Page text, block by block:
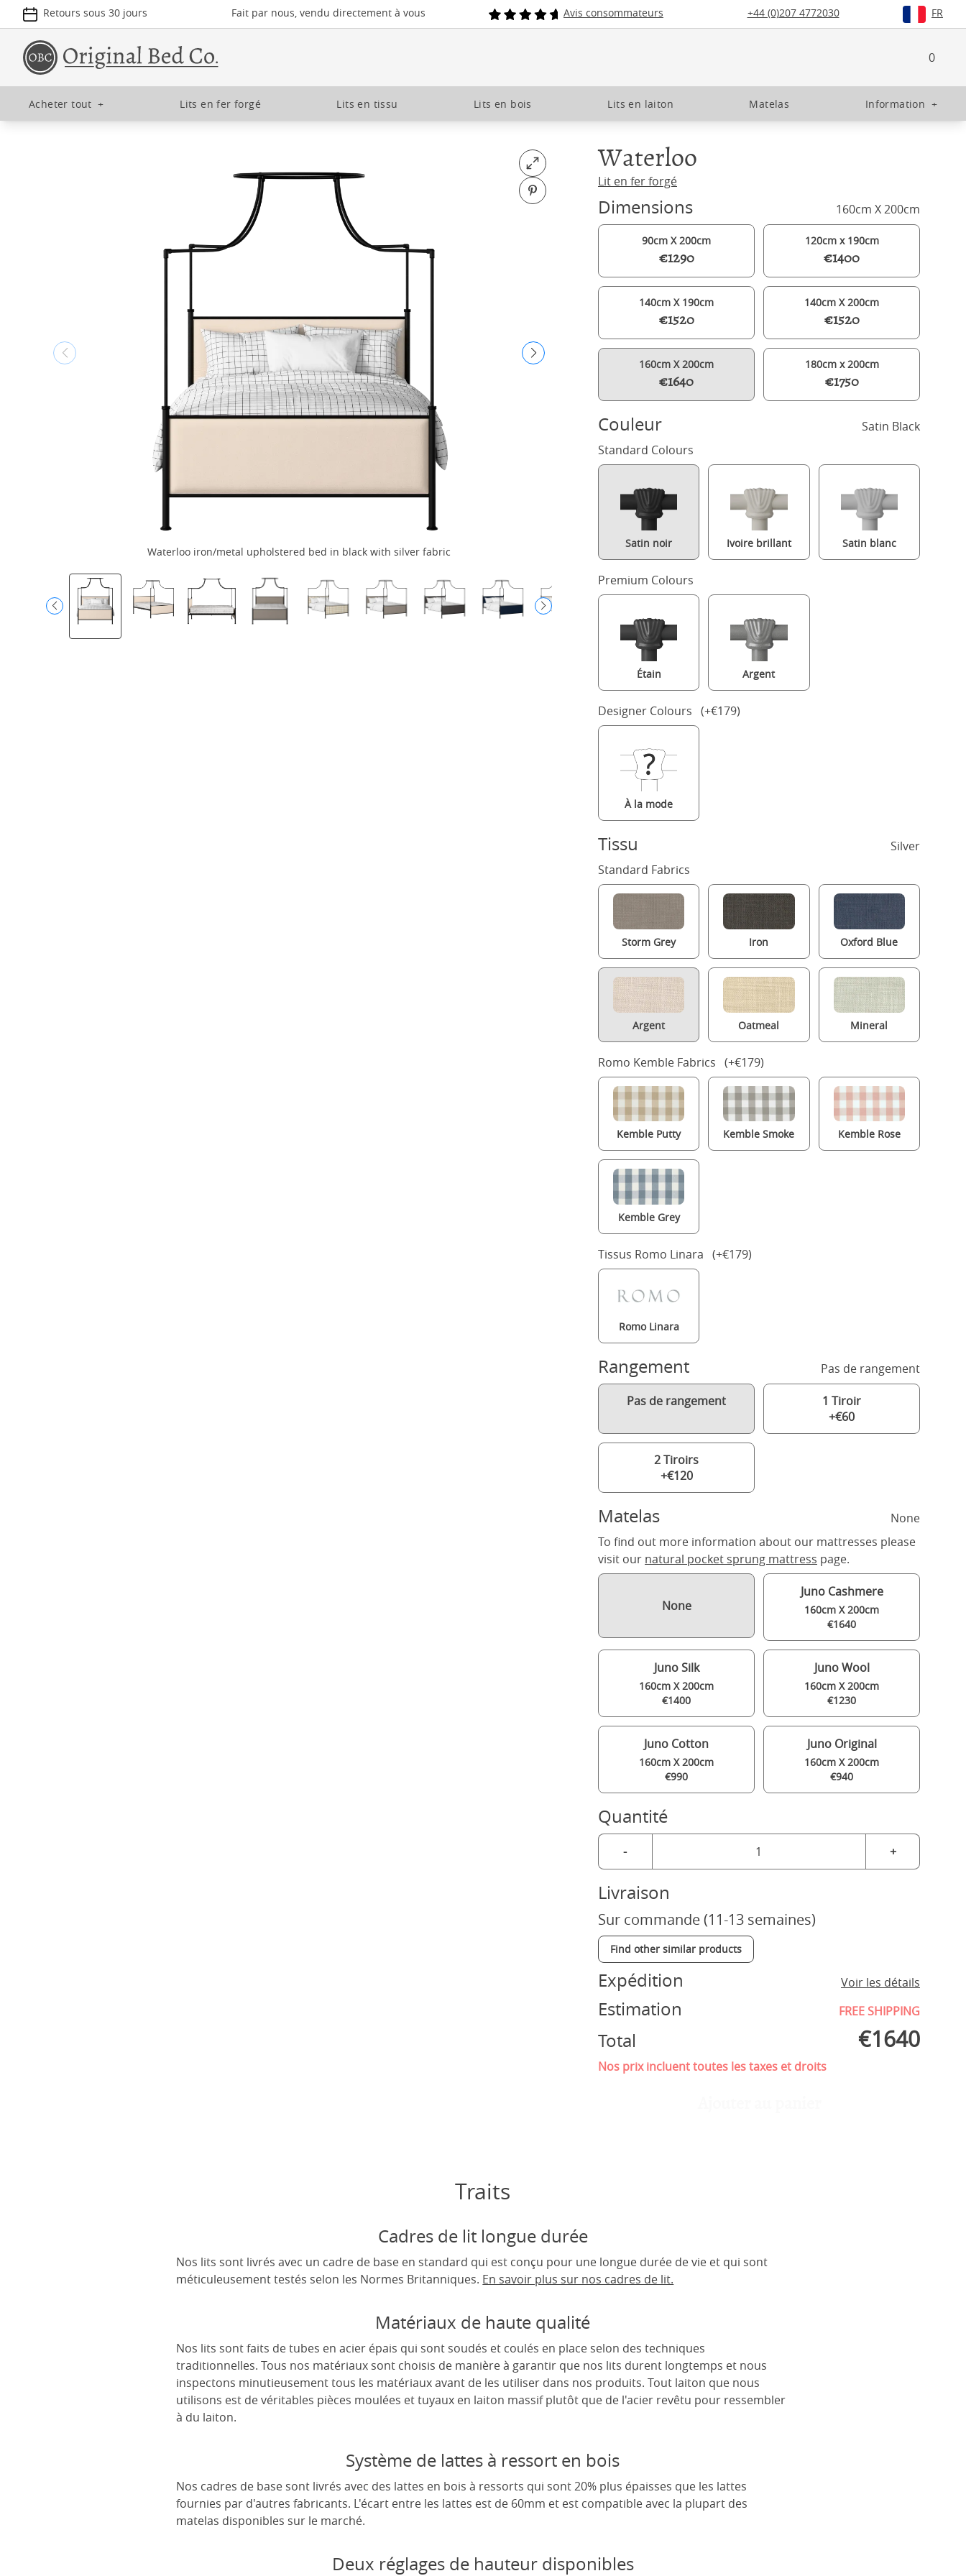
Retours sous 30 jours Fait par nous, vendu directement à vous Avis consommateurs +44 (0)207 4772030 FR
0
Acheter tout + Lits en fer forgé Lits en tissu Lits en bois Lits en laiton Matelas Information +
Open fullscreen
Pin on Pinterest
Waterloo iron/metal upholstered bed in black with silver fabric Waterloo iron/metal upholstered bed in black with silver fabric
Waterloo
Lit en fer forgé
Dimensions 160cm X 200cm
90cm X 200cm
€1290
120cm x 190cm
€1400
140cm X 190cm
€1520
140cm X 200cm
€1520
160cm X 200cm
€1640
180cm x 200cm
€1750
Couleur
Satin Black
Standard Colours
Satin noir Ivoire brillant Satin blanc
Premium Colours
Étain Argent
Designer Colours (+€179)
À la mode
Tissu
Silver
Standard Fabrics
Storm Grey Iron Oxford Blue
Argent Oatmeal Mineral
Romo Kemble Fabrics (+€179)
Kemble Putty Kemble Smoke Kemble Rose
Kemble Grey
Tissus Romo Linara (+€179)
Romo Linara
Rangement Pas de rangement
Pas de rangement
1 Tiroir
+€60
2 Tiroirs
+€120
Matelas
None
To find out more information about our mattresses please
visit our natural pocket sprung mattress page.
None
Juno Cashmere
160cm X 200cm
€1640
Juno Silk
160cm X 200cm
€1400
Juno Wool
160cm X 200cm
€1230
Juno Cotton
160cm X 200cm
€990
Juno Original
160cm X 200cm
€940
Quantité
- +
Livraison
Sur commande (11-13 semaines)
Find other similar products
Expédition Voir les détails
Estimation FREE SHIPPING
Total €1640
Nos prix incluent toutes les taxes et droits
Traits
Cadres de lit longue durée
Nos lits sont livrés avec un cadre de base en standard qui est conçu pour une longue durée de vie et qui sont
méticuleusement testés selon les Normes Britanniques. En savoir plus sur nos cadres de lit.
Matériaux de haute qualité
Nos lits sont faits de tubes en acier épais qui sont soudés et coulés en place selon des techniques
traditionnelles. Tous nos matériaux sont choisis de manière à garantir que nos lits durent longtemps et nous
inspectons minutieusement tous les matériaux avant de les utiliser dans nos produits. Tout laiton que nous
utilisons est de véritables pièces moulées et tuyaux en laiton massif plutôt que de l'acier revêtu pour ressembler
à du laiton.
Système de lattes à ressort en bois
Nos cadres de base sont livrés avec des lattes en bois à ressorts qui sont 20% plus épaisses que les lattes
fournies par d'autres fabricants. L'écart entre les lattes est de 60mm et est compatible avec la plupart des
matelas disponibles sur le marché.
Deux réglages de hauteur disponibles